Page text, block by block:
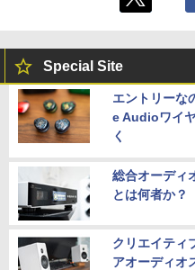
Special Site
エントリーな
e Audioワイ
く
総合オーディ
とは何者か？
クリエイティ
アオーディオ